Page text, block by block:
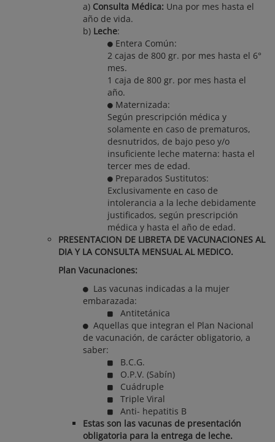
a) Consulta Médica: Una por mes hasta el
año de vida.
b) Leche:
Entera Común:
2 cajas de 800 gr. por mes hasta el 6°
mes.
1 caja de 800 gr. por mes hasta el
año.
Maternizada:
Según prescripción médica y
solamente en caso de prematuros,
desnutridos, de bajo peso y/o
insuficiente leche materna: hasta el
tercer mes de edad.
Preparados Sustitutos:
Exclusivamente en caso de
intolerancia a la leche debidamente
justificados, según prescripción
médica y hasta el año de edad.
PRESENTACION DE LIBRETA DE VACUNACIONES AL
DIA Y LA CONSULTA MENSUAL AL MEDICO.
Plan Vacunaciones:
Las vacunas indicadas a la mujer
embarazada:
Antitetánica
Aquellas que integran el Plan Nacional
de vacunación, de carácter obligatorio, a
saber:
B.C.G.
O.P.V. (Sabín)
Cuádruple
Triple Viral
Anti- hepatitis B
Estas son las vacunas de presentación
obligatoria para la entrega de leche.